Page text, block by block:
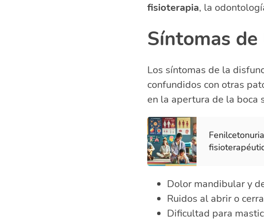
fisioterapia, la
Síntomas
Los síntomas de la
confundidos con otras
en la apertura de la boca
Dolor mandibular y
Ruidos al abrir o
Dificultad para